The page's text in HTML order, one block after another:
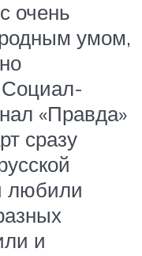
очень
умом,
Социал-
«Правда»
сразу
любили
и